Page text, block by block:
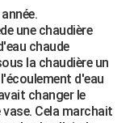
une chaudière
chaude
la chaudière un
d'eau
changer le
Cela marchait